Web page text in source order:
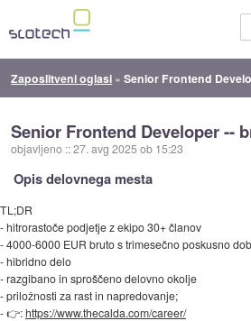
Zaposlitveni oglasi »Senior Frontend
Senior Frontend Developer --
objavljeno ::27. avg 2025 ob 15:23
Opis delovnega mesta
TL;DR
- hitrorastoče podjetje z ekipo 30+ članov
- 4000-6000 EUR bruto s trimesečno poskusno
- hibridno delo
- razgibano in sproščeno delovno okolje
- priložnosti za rast in napredovanje;
- 👉:https://www.thecalda.com/career/